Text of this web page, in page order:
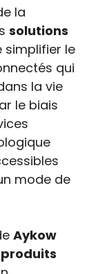
la
solutions
simplifier le
qui
la vie
le biais
mode de
Aykow
produits